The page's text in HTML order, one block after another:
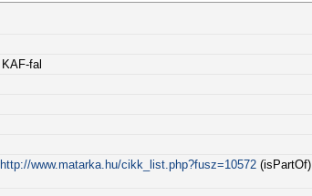
fal
http://www.matarka.hu/cikk_list.php?fusz=10572(isPartOf)